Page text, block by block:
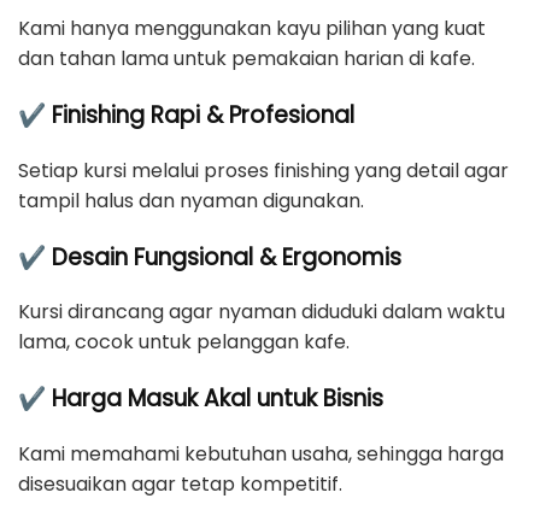
Kami hanya menggunakan kayu pilihan yang kuat
dan tahan lama untuk pemakaian harian di kafe.
✔ Finishing Rapi & Profesional
Setiap kursi melalui proses finishing yang detail agar
tampil halus dan nyaman digunakan.
✔ Desain Fungsional & Ergonomis
Kursi dirancang agar nyaman diduduki dalam waktu
lama, cocok untuk pelanggan kafe.
✔ Harga Masuk Akal untuk Bisnis
Kami memahami kebutuhan usaha, sehingga harga
disesuaikan agar tetap kompetitif.